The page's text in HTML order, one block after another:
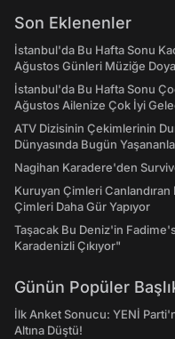
Son Eklenenler
İstanbul'da Bu Hafta Sonu
Ağustos Günleri Müziğe
İstanbul'da Bu Hafta Sonu
Ağustos Ailenize Çok İyi
ATV Dizisinin Çekimlerinin
Dünyasında Bugün
Nagihan Karadere'den
Kuruyan Çimleri
Çimleri Daha Gür Yapıyor
Taşacak Bu Deniz'in
Karadenizli Çıkıyor"
Günün Popüler
İlk Anket Sonucu: YENİ
Altına Düştü!